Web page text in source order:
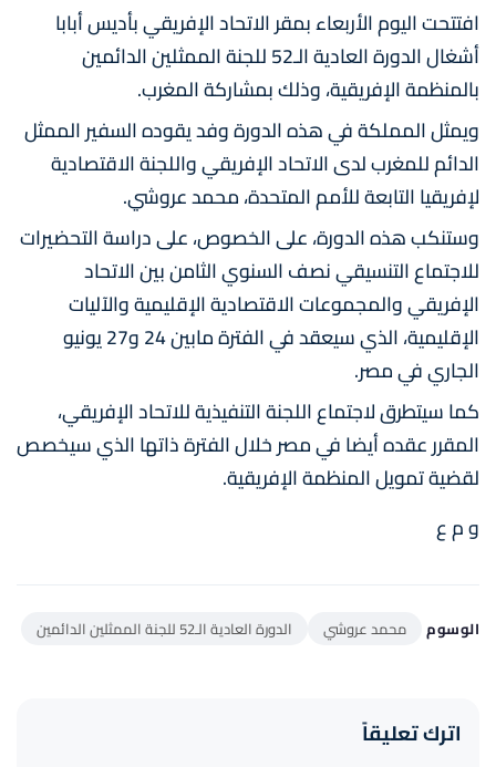
افتتحت اليوم الأربعاء بمقر الاتحاد الإفريقي بأديس أبابا
أشغال الدورة العادية الـ52 للجنة الممثلين الدائمين
بالمنظمة الإفريقية، وذلك بمشاركة المغرب.
ويمثل المملكة في هذه الدورة وفد يقوده السفير الممثل
الدائم للمغرب لدى الاتحاد الإفريقي واللجنة الاقتصادية
لإفريقيا التابعة للأمم المتحدة، محمد عروشي.
وستنكب هذه الدورة، على الخصوص، على دراسة التحضيرات
للاجتماع التنسيقي نصف السنوي الثامن بين الاتحاد
الإفريقي والمجموعات الاقتصادية الإقليمية والآليات
الإقليمية، الذي سيعقد في الفترة مابين 24 و27 يونيو
الجاري في مصر.
كما سيتطرق لاجتماع اللجنة التنفيذية للاتحاد الإفريقي،
المقرر عقده أيضا في مصر خلال الفترة ذاتها الذي سيخصص
لقضية تمويل المنظمة الإفريقية.
و م ع
الوسوم محمد عروشي الدورة العادية الـ52 للجنة الممثلين الدائمين
اترك تعليقاً